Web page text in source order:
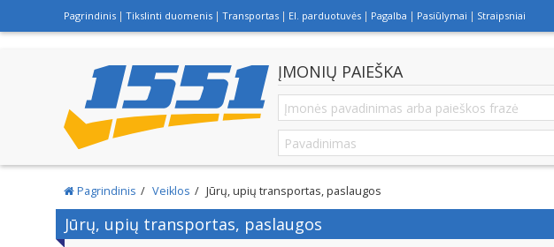
Pagrindinis Tikslinti duomenis Transportas El. parduotuvės Pagalba Pasiūlymai Straipsniai
ĮMONIŲ PAIEŠKA
Pagrindinis Veiklos Jūrų, upių transportas, paslaugos
Jūrų, upių transportas, paslaugos